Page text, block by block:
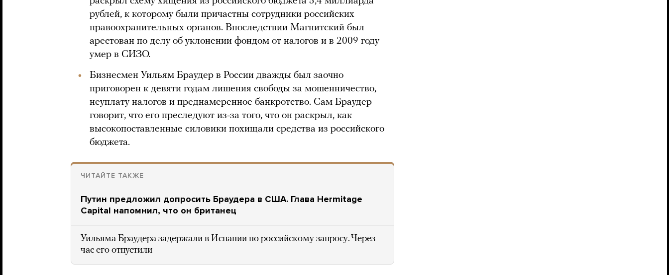
рублей, к которому были причастны сотрудники российских
правоохранительных органов. Впоследствии Магнитский был
арестован по делу об уклонении фондом от налогов и в 2009 году
умер в СИЗО.
Бизнесмен Уильям Браудер в России дважды был заочно
приговорен к девяти годам лишения свободы за мошенничество,
неуплату налогов и преднамеренное банкротство. Сам Браудер
говорит, что его преследуют из-за того, что он раскрыл, как
высокопоставленные силовики похищали средства из российского
бюджета.
ЧИТАЙТЕ ТАКЖЕ
Путин предложил допросить Браудера в США. Глава Hermitage
Capital напомнил, что он британец
Уильяма Браудера задержали в Испании по российскому запросу. Через
час его отпустили